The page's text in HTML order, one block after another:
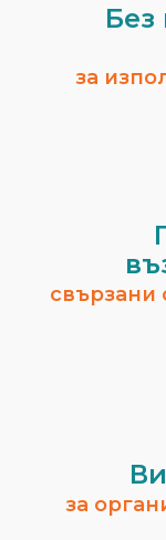
Без
за
свързани
за